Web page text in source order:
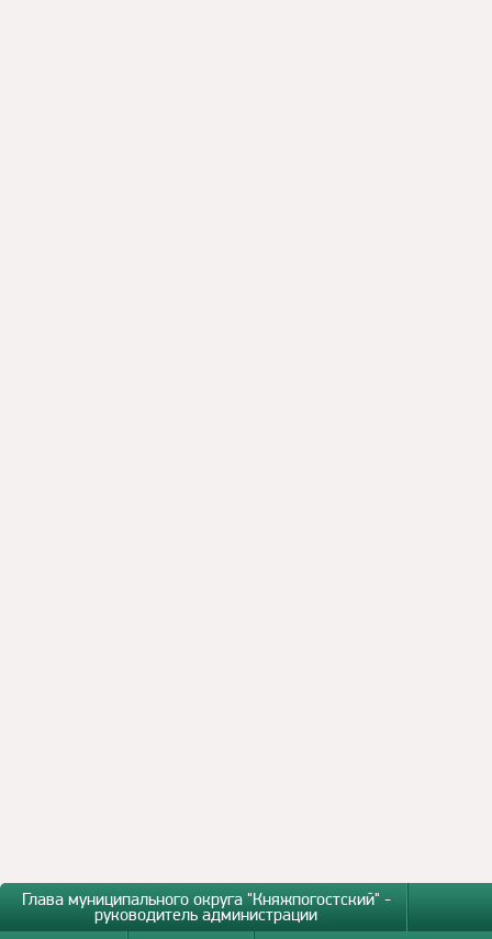
Глава муниципального округа "Княжпогостский" -
руководитель администрации